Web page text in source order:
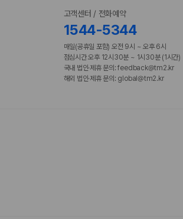
고객센터 / 전화예약
1544-5344
매일(공휴일 포함) 오전 9시 ~ 오후 6시
점심시간 오후 12시30분 ~ 1시30분 (1시간)
국내 법인·제휴 문의: feedback@tm2.kr
해외 법인·제휴 문의: global@tm2.kr